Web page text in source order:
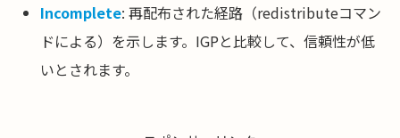
Incomplete: 再配布された経路（redistributeコマン
ドによる）を示します。IGPと比較して、信頼性が低
いとされます。